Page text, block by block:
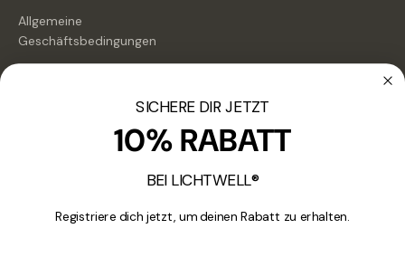
Allgemeine
Geschäftsbedingungen
support@lichtwell.com
Raiffeisenstraße 4, 8530 Deutschlandsberg, Österreich
SICHERE DIR JETZT
10% RABATT
BEI LICHTWELL®
Registriere dich jetzt, um deinen Rabatt zu erhalten.